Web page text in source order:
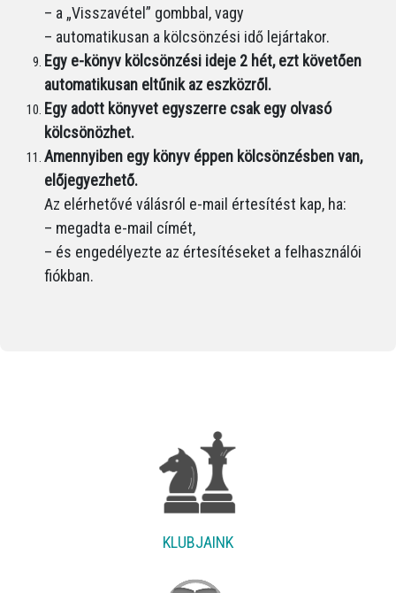
– a „Visszavétel” gombbal, vagy
– automatikusan a kölcsönzési idő lejártakor.
Egy e-könyv kölcsönzési ideje 2 hét, ezt követően
automatikusan eltűnik az eszközről.
Egy adott könyvet egyszerre csak egy olvasó
kölcsönözhet.
Amennyiben egy könyv éppen kölcsönzésben van,
előjegyezhető.
Az elérhetővé válásról e-mail értesítést kap, ha:
– megadta e-mail címét,
– és engedélyezte az értesítéseket a felhasználói
fiókban.
KLUBJAINK